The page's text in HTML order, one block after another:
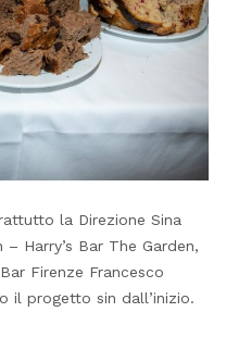
la Direzione Sina
Harry’s Bar The Garden,
Firenze Francesco
il progetto sin dall’inizio.